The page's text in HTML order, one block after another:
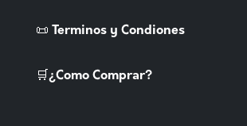
📜 Terminos y Condiones
🛒¿Como Comprar?